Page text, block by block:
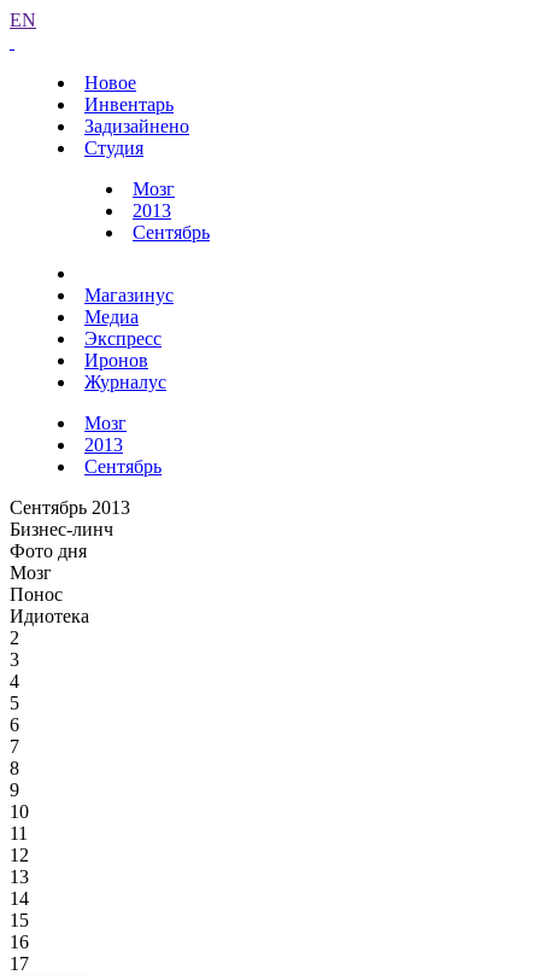
EN
Новое
Инвентарь
Задизайнено
Студия
Мозг
2013
Сентябрь
Магазинус
Медиа
Экспресс
Иронов
Журналус
Мозг
2013
Сентябрь
Сентябрь 2013
Бизнес-линч
Фото дня
Мозг
Понос
Идиотека
2
3
4
5
6
7
8
9
10
11
12
13
14
15
16
17